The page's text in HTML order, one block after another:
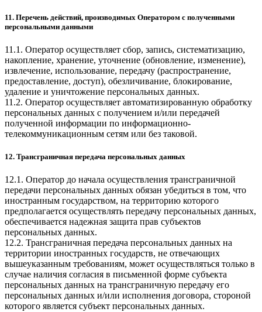
11. Перечень действий, производимых Оператором с полученными
персональными данными
11.1. Оператор осуществляет сбор, запись, систематизацию,
накопление, хранение, уточнение (обновление, изменение),
извлечение, использование, передачу (распространение,
предоставление, доступ), обезличивание, блокирование,
удаление и уничтожение персональных данных.
11.2. Оператор осуществляет автоматизированную обработку
персональных данных с получением и/или передачей
полученной информации по информационно-
телекоммуникационным сетям или без таковой.
12. Трансграничная передача персональных данных
12.1. Оператор до начала осуществления трансграничной
передачи персональных данных обязан убедиться в том, что
иностранным государством, на территорию которого
предполагается осуществлять передачу персональных данных,
обеспечивается надежная защита прав субъектов
персональных данных.
12.2. Трансграничная передача персональных данных на
территории иностранных государств, не отвечающих
вышеуказанным требованиям, может осуществляться только в
случае наличия согласия в письменной форме субъекта
персональных данных на трансграничную передачу его
персональных данных и/или исполнения договора, стороной
которого является субъект персональных данных.